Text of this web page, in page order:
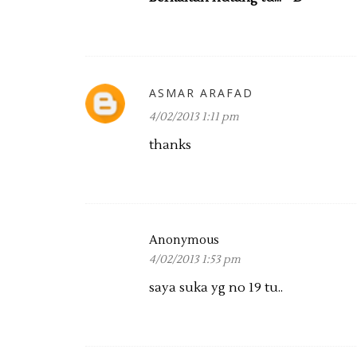
ASMAR ARAFAD
4/02/2013 1:11 pm
thanks
Anonymous
4/02/2013 1:53 pm
saya suka yg no 19 tu..